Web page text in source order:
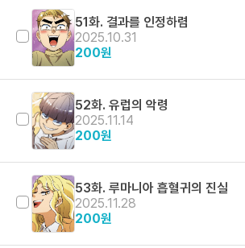
51화. 결과를 인정하렴
2025.10.31
200원
52화. 유럽의 악령
2025.11.14
200원
53화. 루마니아 흡혈귀의 진실
2025.11.28
200원